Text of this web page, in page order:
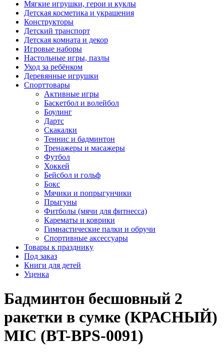
Мягкие игрушки, герои и куклы
Детская косметика и украшения
Конструкторы
Детский транспорт
Детская комната и декор
Игровые наборы
Настольные игры, пазлы
Уход за ребёнком
Деревянные игрушки
Спорттовары
Активные игры
Баскетбол и волейбол
Боулинг
Дартс
Скакалки
Теннис и бадминтон
Тренажеры и масажеры
Футбол
Хоккей
Бейсбол и гольф
Бокс
Мячики и попрыгунчики
Прыгуны
Фитболы (мячи для фитнесса)
Карематы и коврики
Гимнастические палки и обручи
Спортивные аксессуары
Товары к празднику
Под заказ
Книги для детей
Уценка
Бадминтон бесшовный 2
ракетки в сумке (КРАСНЫЙ)
MIC (BT-BPS-0091)